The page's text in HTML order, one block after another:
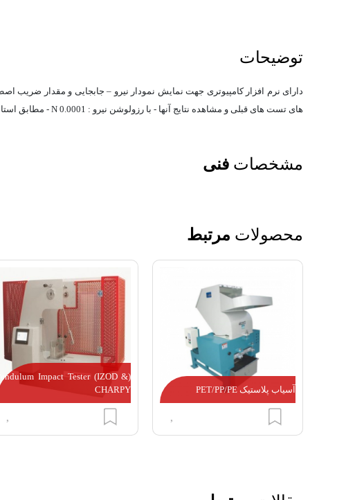
توضیحات
های تست های قبلی و مشاهده نتایج آنها - با رزولوشن نیرو : 0.0001 N - مطابق استاندارد ASTM 1894
مشخصات فنی
محصولات مرتبط
آسیاب پلاستیک PET/PP/PE
(Pendulum Impact Tester (IZOD &
CHARPY